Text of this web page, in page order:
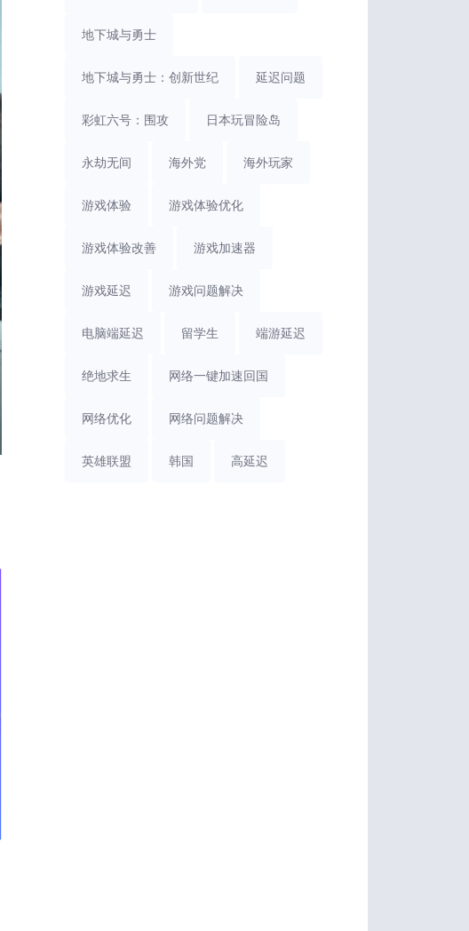
地下城与勇士
地下城与勇士：创新世纪 延迟问题
彩虹六号：围攻 日本玩冒险岛
永劫无间 海外党 海外玩家
游戏体验 游戏体验优化
游戏体验改善 游戏加速器
游戏延迟 游戏问题解决
电脑端延迟 留学生 端游延迟
绝地求生 网络一键加速回国
网络优化 网络问题解决
英雄联盟 韩国 高延迟